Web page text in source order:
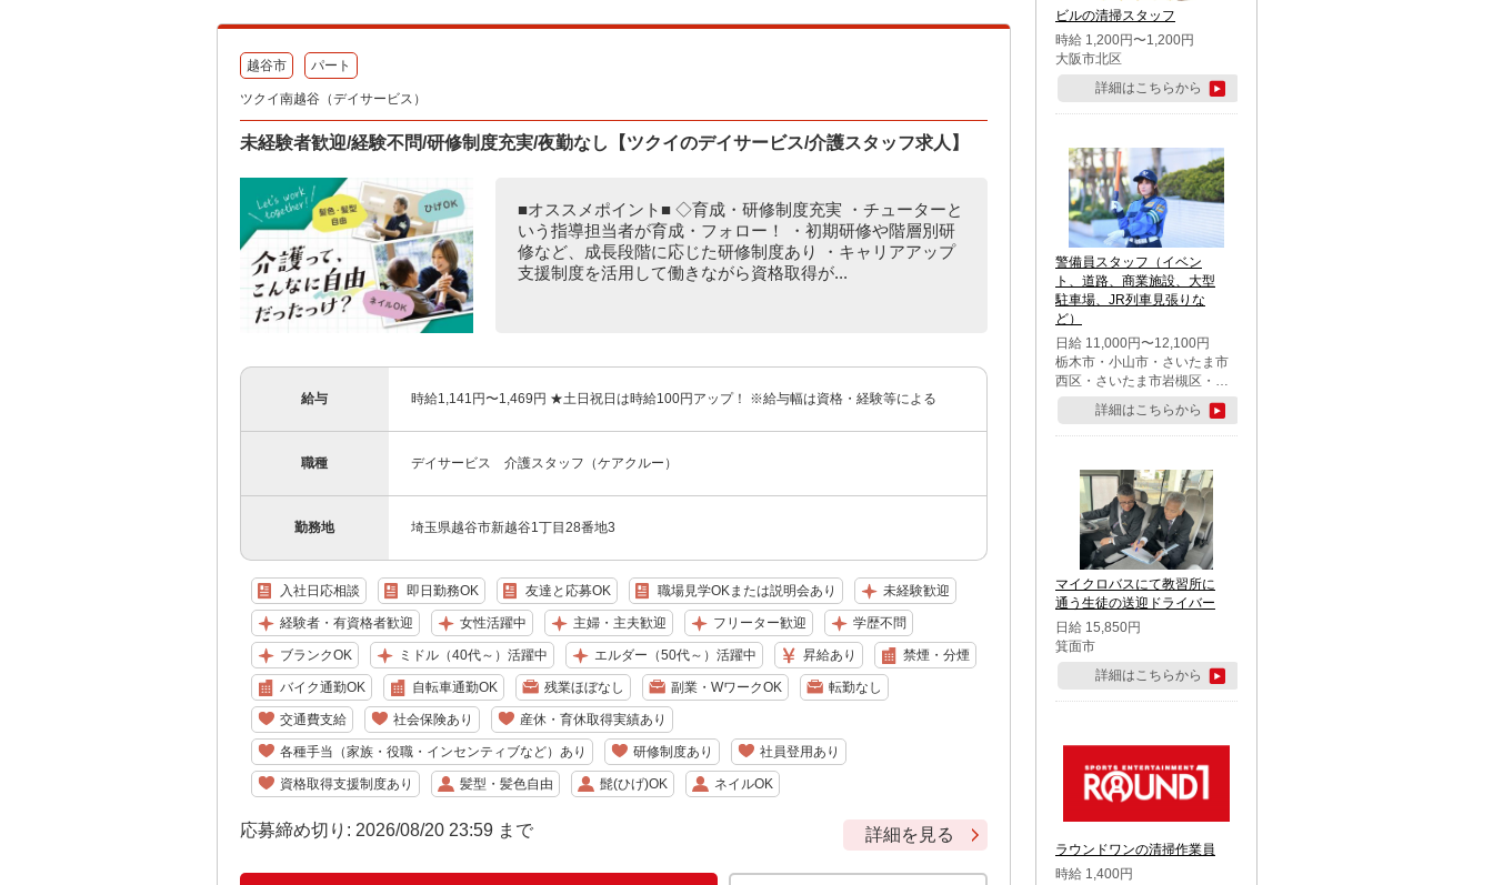
越谷市 パート
ツクイ南越谷（デイサービス）
未経験者歓迎/経験不問/研修制度充実/夜勤なし【ツクイのデイサービス/介護スタッフ求人】
■オススメポイント■ ◇育成・研修制度充実 ・チューターと
いう指導担当者が育成・フォロー！ ・初期研修や階層別研
修など、成長段階に応じた研修制度あり ・キャリアアップ
支援制度を活用して働きながら資格取得が...
給与 時給1,141円〜1,469円 ★土日祝日は時給100円アップ！ ※給与幅は資格・経験等による
職種 デイサービス 介護スタッフ（ケアクルー）
勤務地 埼玉県越谷市新越谷1丁目28番地3
入社日応相談 即日勤務OK 友達と応募OK 職場見学OKまたは説明会あり 未経験歓迎
経験者・有資格者歓迎 女性活躍中 主婦・主夫歓迎 フリーター歓迎 学歴不問
ブランクOK ミドル（40代～）活躍中 エルダー（50代～）活躍中 昇給あり 禁煙・分煙
バイク通勤OK 自転車通勤OK 残業ほぼなし 副業・WワークOK 転勤なし
交通費支給 社会保険あり 産休・育休取得実績あり
各種手当（家族・役職・インセンティブなど）あり 研修制度あり 社員登用あり
資格取得支援制度あり 髪型・髪色自由 髭(ひげ)OK ネイルOK
応募締め切り: 2026/08/20 23:59 まで 詳細を見る
ビルの清掃スタッフ
時給 1,200円〜1,200円
大阪市北区
詳細はこちらから
警備員スタッフ（イベン
ト、道路、商業施設、大型
駐車場、JR列車見張りな
ど）
日給 11,000円〜12,100円
栃木市・小山市・さいたま市
西区・さいたま市岩槻区・久
喜市・蓮田市
詳細はこちらから
マイクロバスにて教習所に
通う生徒の送迎ドライバー
日給 15,850円
箕面市
詳細はこちらから
ラウンドワンの清掃作業員
時給 1,400円